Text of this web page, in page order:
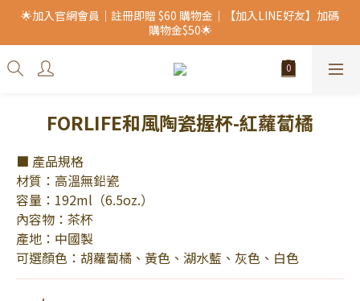
🌟加入官網會員｜註冊即贈 $60 購物金｜【加入LINE好友】加碼
購物金$50🌟
FORLIFE和風陶瓷握杯-紅蘿蔔橘
■ 產品規格
材質：高溫無鉛瓷
容量：192ml（6.5oz.）
內容物：茶杯
產地：中國製
可選顏色：胡蘿蔔橘、黃色、湖水藍、灰色、白色